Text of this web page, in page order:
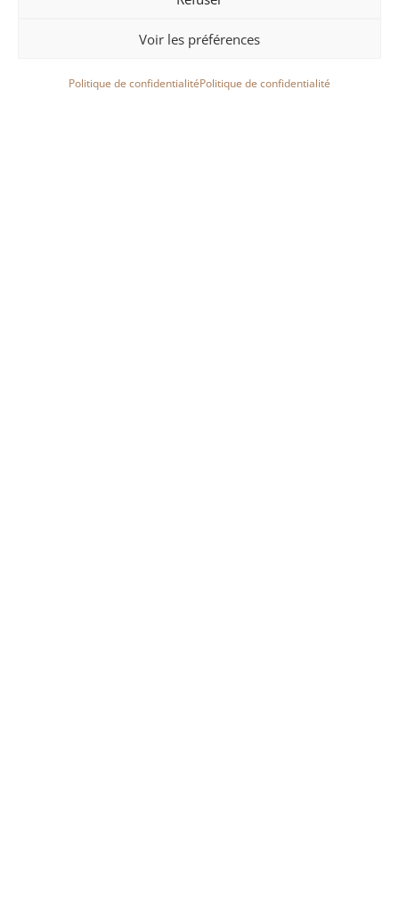
Voir les préférences
Politique de confidentialitéPolitique de confidentialité
Réserver au meilleur prix Offrir un bon cadeau